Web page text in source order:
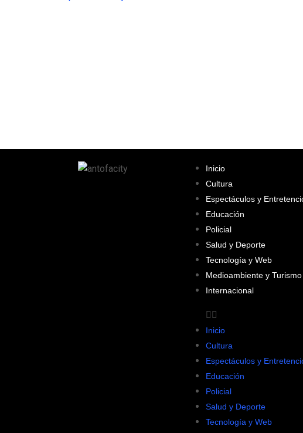
Inicio
Cultura
Espectáculos y
Educación
Policial
Salud y Deporte
Tecnología y Web
Medioambiente y Turismo
Internacional
Inicio
Cultura
Espectáculos y
Educación
Policial
Salud y Deporte
Tecnología y Web